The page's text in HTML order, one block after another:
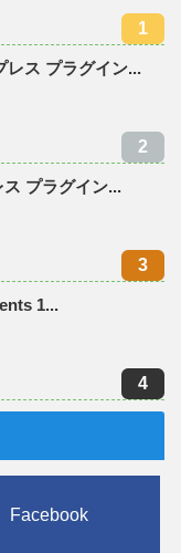
ス プラグイン...
プラグイン...
1...
Facebook